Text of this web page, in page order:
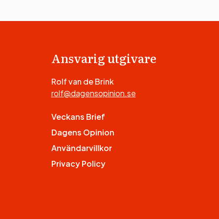
Ansvarig utgivare
Rolf van de Brink
rolf@dagensopinion.se
Veckans Brief
Dagens Opinion
Användarvillkor
Privacy Policy